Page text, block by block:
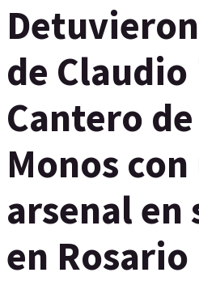
de
Cantero
Monos con
arsenal en
en Rosario